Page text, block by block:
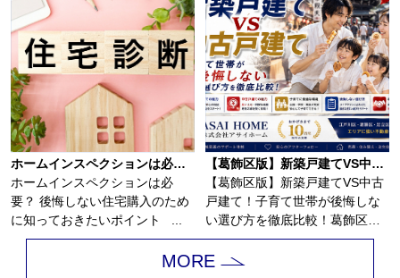
ホームインスペクションは必要？
ホームインスペクションは必
要？ 後悔しない住宅購入のため
【葛飾区版】新築戸建てVS中古戸建て！子育て世帯が後悔しない選び方を徹底比較！
【葛飾区版】新築戸建てVS中古
戸建て！子育て世帯が後悔しな
い選び方を徹底比較！葛飾区で
マイホームを検...
MORE